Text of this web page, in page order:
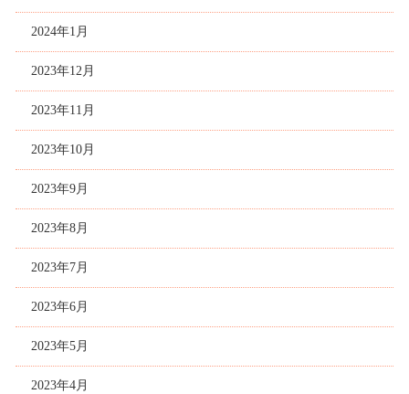
2024年1月
2023年12月
2023年11月
2023年10月
2023年9月
2023年8月
2023年7月
2023年6月
2023年5月
2023年4月